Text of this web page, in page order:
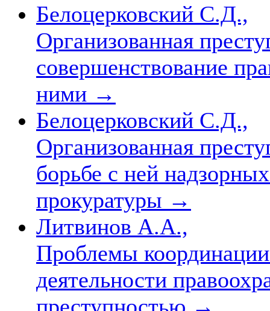
Белоцерковский С.Д.,
Организованная
совершенствование
ними →
Белоцерковский С.Д.,
Организованная
борьбе с ней
прокуратуры →
Литвинов А.А.,
Проблемы
деятельности